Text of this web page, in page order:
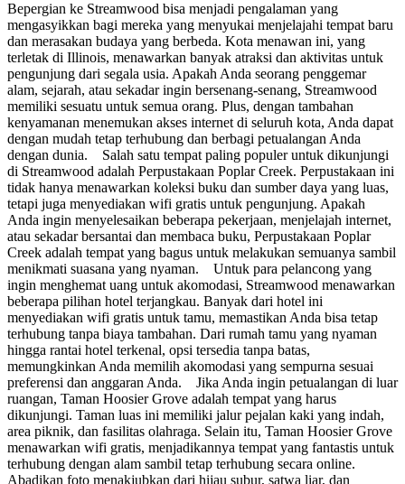
Bepergian ke Streamwood bisa menjadi pengalaman yang
mengasyikkan bagi mereka yang menyukai menjelajahi tempat baru
dan merasakan budaya yang berbeda. Kota menawan ini, yang
terletak di Illinois, menawarkan banyak atraksi dan aktivitas untuk
pengunjung dari segala usia. Apakah Anda seorang penggemar
alam, sejarah, atau sekadar ingin bersenang-senang, Streamwood
memiliki sesuatu untuk semua orang. Plus, dengan tambahan
kenyamanan menemukan akses internet di seluruh kota, Anda dapat
dengan mudah tetap terhubung dan berbagi petualangan Anda
dengan dunia. Salah satu tempat paling populer untuk dikunjungi
di Streamwood adalah Perpustakaan Poplar Creek. Perpustakaan ini
tidak hanya menawarkan koleksi buku dan sumber daya yang luas,
tetapi juga menyediakan wifi gratis untuk pengunjung. Apakah
Anda ingin menyelesaikan beberapa pekerjaan, menjelajah internet,
atau sekadar bersantai dan membaca buku, Perpustakaan Poplar
Creek adalah tempat yang bagus untuk melakukan semuanya sambil
menikmati suasana yang nyaman. Untuk para pelancong yang
ingin menghemat uang untuk akomodasi, Streamwood menawarkan
beberapa pilihan hotel terjangkau. Banyak dari hotel ini
menyediakan wifi gratis untuk tamu, memastikan Anda bisa tetap
terhubung tanpa biaya tambahan. Dari rumah tamu yang nyaman
hingga rantai hotel terkenal, opsi tersedia tanpa batas,
memungkinkan Anda memilih akomodasi yang sempurna sesuai
preferensi dan anggaran Anda. Jika Anda ingin petualangan di luar
ruangan, Taman Hoosier Grove adalah tempat yang harus
dikunjungi. Taman luas ini memiliki jalur pejalan kaki yang indah,
area piknik, dan fasilitas olahraga. Selain itu, Taman Hoosier Grove
menawarkan wifi gratis, menjadikannya tempat yang fantastis untuk
terhubung dengan alam sambil tetap terhubung secara online.
Abadikan foto menakjubkan dari hijau subur, satwa liar, dan